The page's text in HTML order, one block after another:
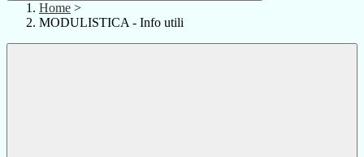
Home >
MODULISTICA - Info utili